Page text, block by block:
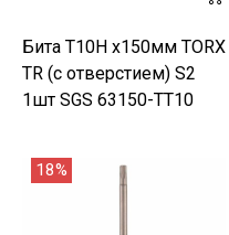
Бита T10H х150мм TORX
TR (с отверстием) S2
1шт SGS 63150-TT10
18%